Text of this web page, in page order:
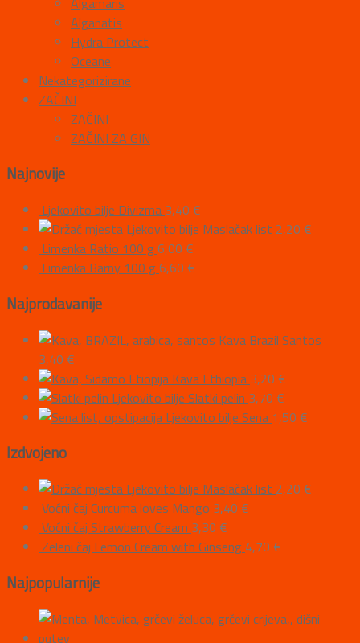
Alganatis
Hydra Protect
Oceane
Nekategorizirane
ZAČINI
ZAČINI
ZAČINI ZA GIN
Najnovije
Ljekovito bilje Divizma 3,40 €
Ljekovito bilje Maslačak list 2,20 €
Limenka Ratio 100 g 6,00 €
Limenka Barny 100 g 6,60 €
Najprodavanije
Kava Brazil Santos
3,40 €
Kava Ethiopia 3,20 €
Ljekovito bilje Slatki pelin 3,70 €
Ljekovito bilje Sena 1,50 €
Izdvojeno
Ljekovito bilje Maslačak list 2,20 €
Voćni čaj Curcuma loves Mango 3,40 €
Voćni čaj Strawberry Cream 3,30 €
Zeleni čaj Lemon Cream with Ginseng 4,70 €
Najpopularnije